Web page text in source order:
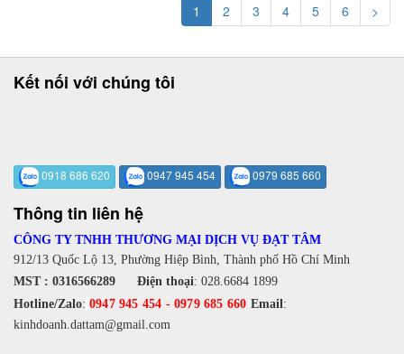
1 2 3 4 5 6 >
Kết nối với chúng tôi
0918 686 620 0947 945 454 0979 685 660
Thông tin liên hệ
CÔNG TY TNHH THƯƠNG MẠI DỊCH VỤ ĐẠT TÂM
912/13 Quốc Lộ 13, Phường Hiệp Bình, Thành phố Hồ Chí Minh
MST : 0316566289 Điện thoại: 028.6684 1899
Hotline/Zalo: 0947 945 454 -0979 685 660 Email:
kinhdoanh.dattam@gmail.com